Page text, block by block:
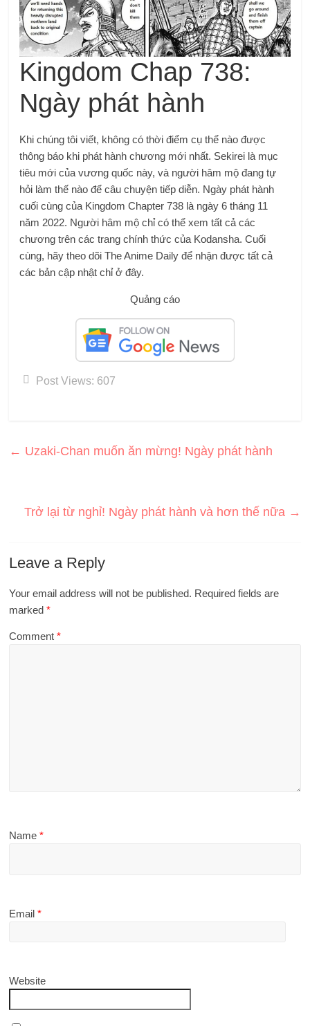
Kingdom Chap 738:
Ngày phát hành
Khi chúng tôi viết, không có thời điểm cụ thể nào được
thông báo khi phát hành chương mới nhất. Sekirei là mục
tiêu mới của vương quốc này, và người hâm mộ đang tự
hỏi làm thế nào để câu chuyện tiếp diễn. Ngày phát hành
cuối cùng của Kingdom Chapter 738 là ngày 6 tháng 11
năm 2022. Người hâm mộ chỉ có thể xem tất cả các
chương trên các trang chính thức của Kodansha. Cuối
cùng, hãy theo dõi The Anime Daily để nhận được tất cả
các bản cập nhật chỉ ở đây.
Quảng cáo
Post Views: 607
← Uzaki-Chan muốn ăn mừng! Ngày phát hành
Trở lại từ nghỉ! Ngày phát hành và hơn thế nữa →
Leave a Reply
Your email address will not be published. Required fields are
marked*
Comment*
Name*
Email*
Website